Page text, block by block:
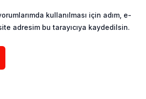
kullanılması için adım, e-
adresim bu tarayıcıya kaydedilsin.